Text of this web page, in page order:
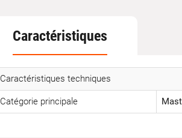
Caractéristiques
Caractéristiques techniques
Catégorie principale